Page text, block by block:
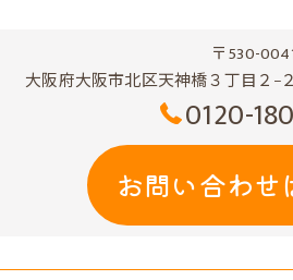
〒530-
大阪府大阪市北区天神橋３丁目２−
0120-
お問い合わせ